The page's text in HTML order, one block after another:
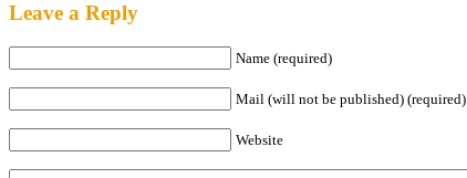
Leave a Reply
Name (required)
Mail (will not be published) (required)
Website